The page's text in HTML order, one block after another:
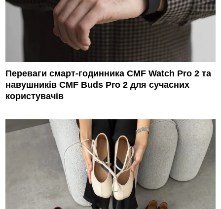
Переваги смарт-годинника CMF Watch Pro 2 та
навушників CMF Buds Pro 2 для сучасних
користувачів